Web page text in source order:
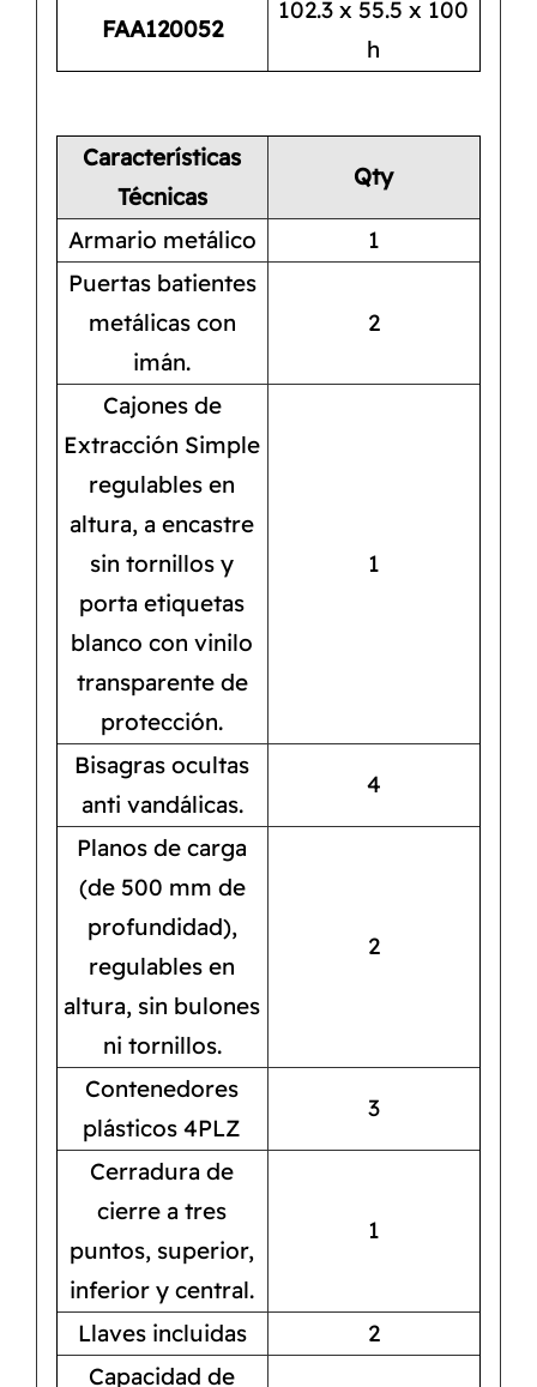
FAA120052
102.3 x 55.5 x 100
h
Características
Técnicas
Qty
Armario metálico
1
Puertas batientes
metálicas con
imán.
2
Cajones de
Extracción Simple
regulables en
altura, a encastre
sin tornillos y
porta etiquetas
blanco con vinilo
transparente de
protección.
1
Bisagras ocultas
anti vandálicas.
4
Planos de carga
(de 500 mm de
profundidad),
regulables en
altura, sin bulones
ni tornillos.
2
Contenedores
plásticos 4PLZ
3
Cerradura de
cierre a tres
puntos, superior,
inferior y central.
1
Llaves incluidas
2
Capacidad de